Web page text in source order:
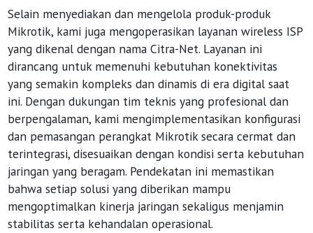
Selain menyediakan dan mengelola produk-produk
Mikrotik, kami juga mengoperasikan layanan wireless ISP
yang dikenal dengan nama Citra-Net. Layanan ini
dirancang untuk memenuhi kebutuhan konektivitas
yang semakin kompleks dan dinamis di era digital saat
ini. Dengan dukungan tim teknis yang profesional dan
berpengalaman, kami mengimplementasikan konfigurasi
dan pemasangan perangkat Mikrotik secara cermat dan
terintegrasi, disesuaikan dengan kondisi serta kebutuhan
jaringan yang beragam. Pendekatan ini memastikan
bahwa setiap solusi yang diberikan mampu
mengoptimalkan kinerja jaringan sekaligus menjamin
stabilitas serta kehandalan operasional.